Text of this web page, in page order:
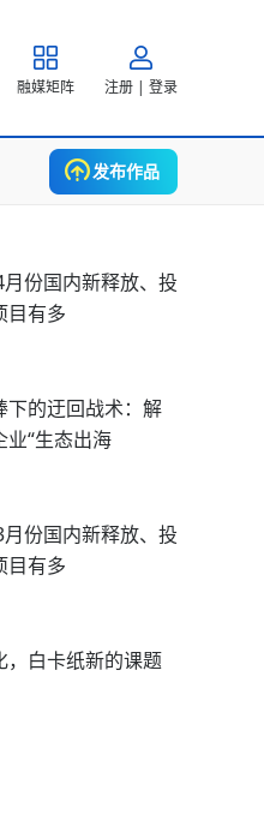
融媒矩阵 注册 | 登录
发布作品
份国内新释放、投
目有多
下的迂回战术：解
业“生态出海
份国内新释放、投
目有多
，白卡纸新的课题